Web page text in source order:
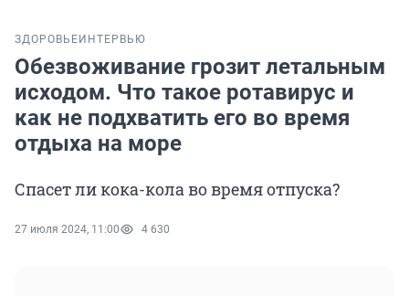
ЗДОРОВЬЕ ИНТЕРВЬЮ
Обезвоживание грозит летальным
исходом. Что такое ротавирус и
как не подхватить его во время
отдыха на море
Спасет ли кока-кола во время отпуска?
27 июля 2024, 11:00 4 630